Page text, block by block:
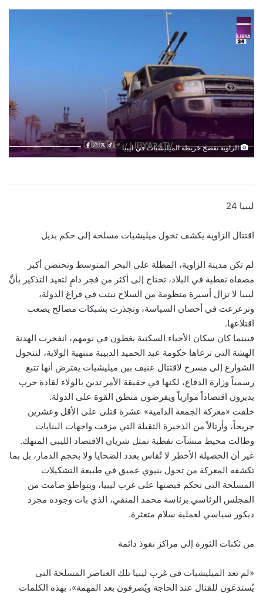
الزاوية تفضح خريطة الميليشيات في ليبيا
ليبيا 24
اقتتال الزاوية يكشف تحول ميليشيات مسلحة إلى حكم بديل
لم تكن مدينة الزاوية، المطلة على البحر المتوسط وتحتضن أكبر
مصفاة نفطية في البلاد، تحتاج إلى أكثر من فجر دامٍ لتعيد التذكير بأنَّ
ليبيا لا تزال أسيرة منظومة من السلاح نبتت في فراغ الدولة،
وترعرعت في أحضان السياسة، وتجذرت بشبكات مصالح يصعب
اقتلاعها.
فبينما كان سكان الأحياء السكنية يغطون في نومهم، انفجرت الهدنة
الهشة التي ترعاها حكومة عبد الحميد الدبيبة منتهية الولاية، لتتحول
الشوارع إلى مسرح لاقتتال عنيف بين ميليشيات يفترض أنها تتبع
رسمياً وزارة الدفاع، لكنها في حقيقة الأمر تدين بالولاء لقادة حرب
يديرون اقتصاداً موازياً ويفرضون منطق القوة على الدولة.
خلفت «معركة الجمعة الدامية» عشرة قتلى على الأقل وعشرين
جريحاً، وأرتالاً من الذخيرة الثقيلة التي مزقت واجهات البنايات
وطالت محيط منشآت نفطية تمثل شريان الاقتصاد الليبي المنهك.
غير أن الحصيلة الأخطر لا تُقاس بعدد الضحايا ولا بحجم الدمار، بل بما
تكشفه المعركة من تحول بنيوي عميق في طبيعة التشكيلات
المسلحة التي تحكم قبضتها على غرب ليبيا، وبتواطؤ صامت من
المجلس الرئاسي برئاسة محمد المنفي، الذي بات وجوده مجرد
ديكور سياسي لعملية سلام متعثرة.
من ثكنات الثورة إلى مراكز نفوذ دائمة
«لم تعد الميليشيات في غرب ليبيا تلك العناصر المسلحة التي
يُستدعَون للقتال عند الحاجة ويُصرفون بعد المهمة»، بهذه الكلمات